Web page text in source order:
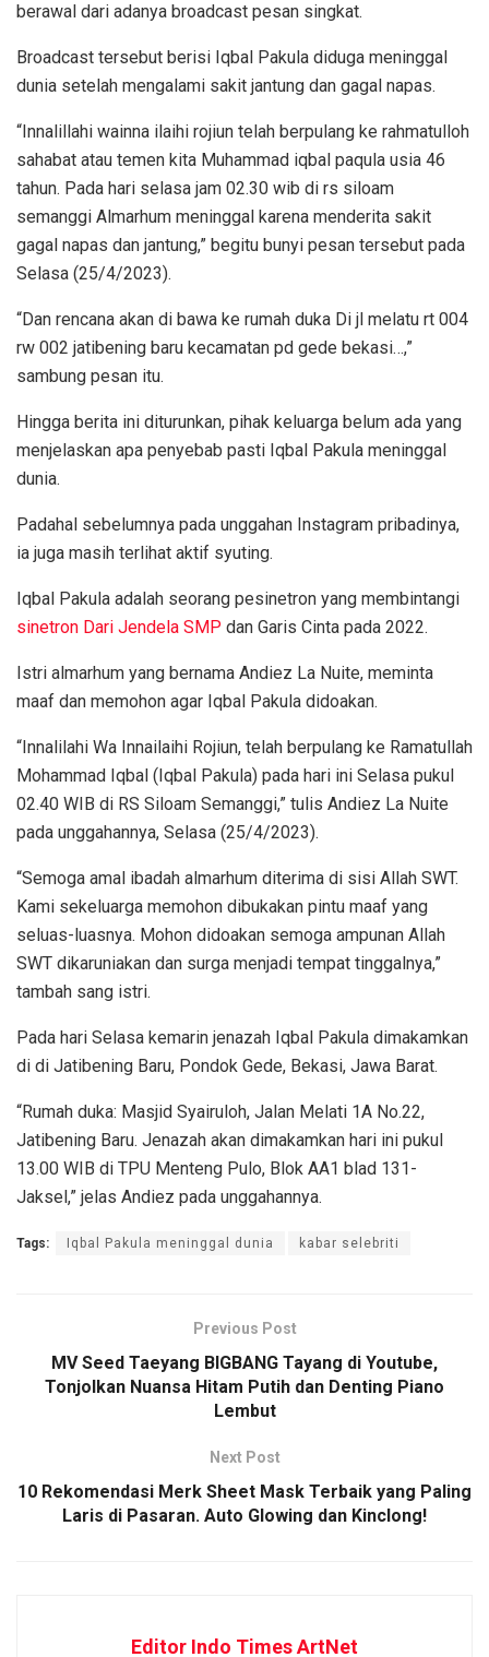
berawal dari adanya broadcast pesan singkat.
Broadcast tersebut berisi Iqbal Pakula diduga meninggal
dunia setelah mengalami sakit jantung dan gagal napas.
“Innalillahi wainna ilaihi rojiun telah berpulang ke rahmatulloh
sahabat atau temen kita Muhammad iqbal paqula usia 46
tahun. Pada hari selasa jam 02.30 wib di rs siloam
semanggi Almarhum meninggal karena menderita sakit
gagal napas dan jantung,” begitu bunyi pesan tersebut pada
Selasa (25/4/2023).
“Dan rencana akan di bawa ke rumah duka Di jl melatu rt 004
rw 002 jatibening baru kecamatan pd gede bekasi…,”
sambung pesan itu.
Hingga berita ini diturunkan, pihak keluarga belum ada yang
menjelaskan apa penyebab pasti Iqbal Pakula meninggal
dunia.
Padahal sebelumnya pada unggahan Instagram pribadinya,
ia juga masih terlihat aktif syuting.
Iqbal Pakula adalah seorang pesinetron yang membintangi
sinetron Dari Jendela SMP dan Garis Cinta pada 2022.
Istri almarhum yang bernama Andiez La Nuite, meminta
maaf dan memohon agar Iqbal Pakula didoakan.
“Innalilahi Wa Innailaihi Rojiun, telah berpulang ke Ramatullah
Mohammad Iqbal (Iqbal Pakula) pada hari ini Selasa pukul
02.40 WIB di RS Siloam Semanggi,” tulis Andiez La Nuite
pada unggahannya, Selasa (25/4/2023).
“Semoga amal ibadah almarhum diterima di sisi Allah SWT.
Kami sekeluarga memohon dibukakan pintu maaf yang
seluas-luasnya. Mohon didoakan semoga ampunan Allah
SWT dikaruniakan dan surga menjadi tempat tinggalnya,”
tambah sang istri.
Pada hari Selasa kemarin jenazah Iqbal Pakula dimakamkan
di di Jatibening Baru, Pondok Gede, Bekasi, Jawa Barat.
“Rumah duka: Masjid Syairuloh, Jalan Melati 1A No.22,
Jatibening Baru. Jenazah akan dimakamkan hari ini pukul
13.00 WIB di TPU Menteng Pulo, Blok AA1 blad 131-
Jaksel,” jelas Andiez pada unggahannya.
Tags: Iqbal Pakula meninggal dunia kabar selebriti
Previous Post
MV Seed Taeyang BIGBANG Tayang di Youtube,
Tonjolkan Nuansa Hitam Putih dan Denting Piano
Lembut
Next Post
10 Rekomendasi Merk Sheet Mask Terbaik yang Paling
Laris di Pasaran. Auto Glowing dan Kinclong!
Editor Indo Times ArtNet